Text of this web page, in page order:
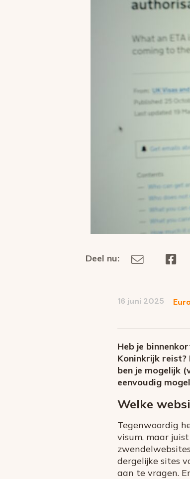
Deel
Deel nu:
mail
16 juni 2025
Heb je
Koninkrijk
ben je mogelijk
eenvoudig
Welke
Tegenwoordig
visum, maar
zwendelwebsites
dergelijke sites
aan te vragen.